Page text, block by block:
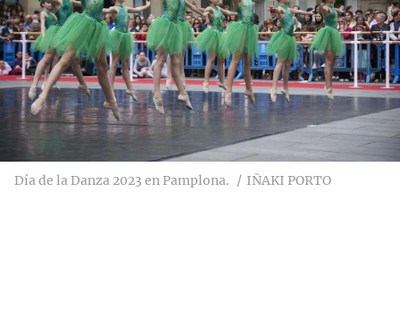
Día de la Danza 2023 en Pamplona. IÑAKI PORTO